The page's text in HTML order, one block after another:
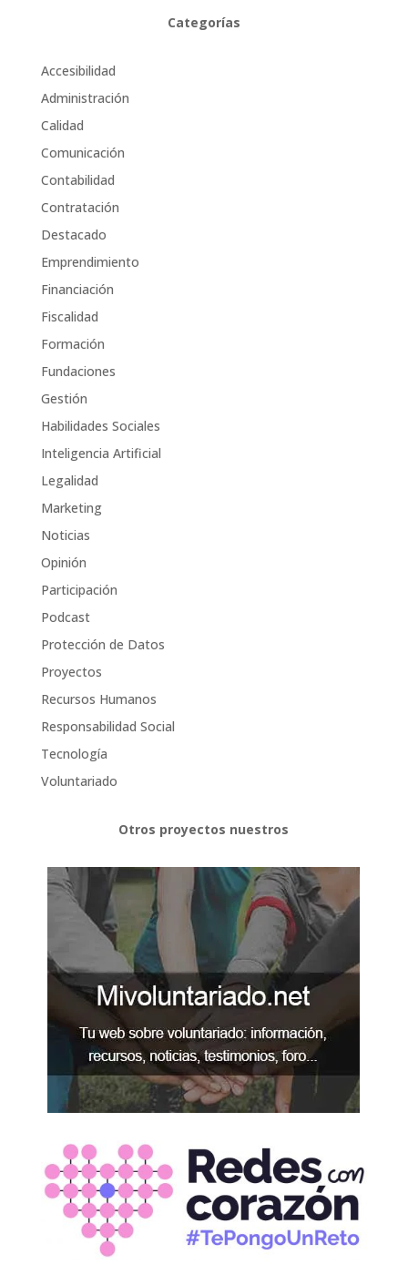
Categorías
Accesibilidad
Administración
Calidad
Comunicación
Contabilidad
Contratación
Destacado
Emprendimiento
Financiación
Fiscalidad
Formación
Fundaciones
Gestión
Habilidades Sociales
Inteligencia Artificial
Legalidad
Marketing
Noticias
Opinión
Participación
Podcast
Protección de Datos
Proyectos
Recursos Humanos
Responsabilidad Social
Tecnología
Voluntariado
Otros proyectos nuestros